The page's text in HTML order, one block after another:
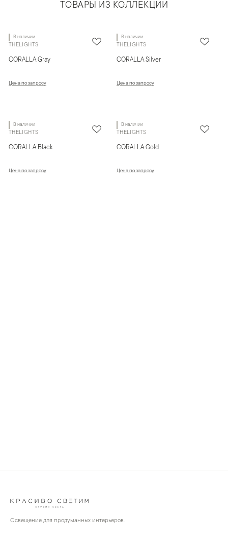
ТОВАРЫ ИЗ КОЛЛЕКЦИИ
В наличии
THELIGHTS
CORALLA Gray
Цена по запросу
В наличии
THELIGHTS
CORALLA Silver
Цена по запросу
В наличии
THELIGHTS
CORALLA Black
Цена по запросу
В наличии
THELIGHTS
CORALLA Gold
Цена по запросу
Освещение для продуманных интерьеров.